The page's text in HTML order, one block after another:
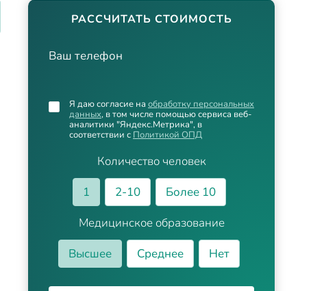
РАССЧИТАТЬ СТОИМОСТЬ
Ваш телефон
Количество человек
1
2-10
Более 10
Медицинское образование
Высшее
Среднее Нет
Я даю согласие на обработку персональных
данных, в том числе помощью сервиса веб-
аналитики "Яндекс.Метрика", в
соответствии с Политикой ОПД